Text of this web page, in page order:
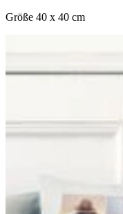
Größe 40 x 40 cm